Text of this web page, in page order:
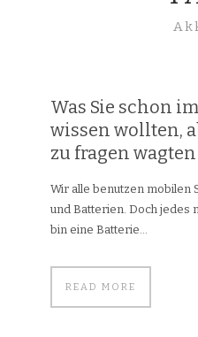
Was Sie schon
wissen wollten,
zu fragen wagten
Wir alle benutzen mobilen
und Batterien. Doch jedes
bin eine Batterie...
READ MORE